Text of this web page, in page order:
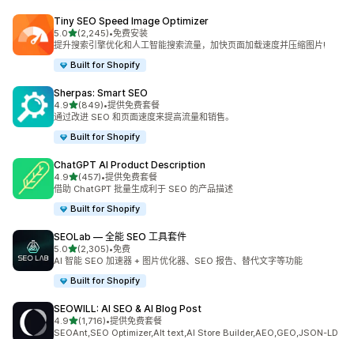
Tiny SEO Speed Image Optimizer
5.0星（满分 5 星）
(2,245)
总共 2245 条评论
•免费安装
提升搜索引擎优化和人工智能搜索流量，加快页面加载速度并压缩图片!
Built for Shopify
Sherpas: Smart SEO
4.9星（满分 5 星）
(849)
总共 849 条评论
•提供免费套餐
通过改进 SEO 和页面速度来提高流量和销售。
Built for Shopify
ChatGPT AI Product Description
4.9星（满分 5 星）
(457)
总共 457 条评论
•提供免费套餐
借助 ChatGPT 批量生成利于 SEO 的产品描述
Built for Shopify
SEOLab — 全能 SEO 工具套件
5.0星（满分 5 星）
(2,305)
总共 2305 条评论
•免费
AI 智能 SEO 加速器 + 图片优化器、SEO 报告、替代文字等功能
Built for Shopify
SEOWILL: AI SEO & AI Blog Post
4.9星（满分 5 星）
(1,716)
总共 1716 条评论
•提供免费套餐
SEOAnt,SEO Optimizer,Alt text,AI Store Builder,AEO,GEO,JSON-LD